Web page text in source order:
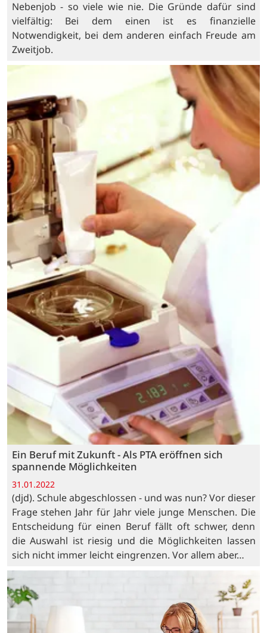
Nebenjob - so viele wie nie. Die Gründe dafür sind
vielfältig: Bei dem einen ist es finanzielle
Notwendigkeit, bei dem anderen einfach Freude am
Zweitjob.
Ein Beruf mit Zukunft - Als PTA eröffnen sich
spannende Möglichkeiten
31.01.2022
(djd). Schule abgeschlossen - und was nun? Vor dieser
Frage stehen Jahr für Jahr viele junge Menschen. Die
Entscheidung für einen Beruf fällt oft schwer, denn
die Auswahl ist riesig und die Möglichkeiten lassen
sich nicht immer leicht eingrenzen. Vor allem aber…